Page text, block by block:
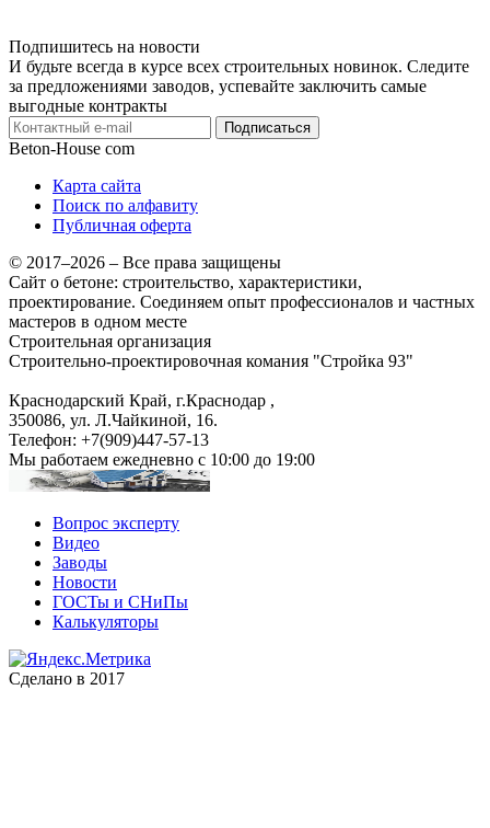
Подпишитесь на новости
И будьте всегда в курсе всех строительных новинок. Следите
за предложениями заводов, успевайте заключить самые
выгодные контракты
Подписаться
Beton-House com
Карта сайта
Поиск по алфавиту
Публичная оферта
© 2017–2026 – Все права защищены
Сайт о бетоне: строительство, характеристики,
проектирование. Соединяем опыт профессионалов и частных
мастеров в одном месте
Строительная организация
Строительно-проектировочная комания "Стройка 93"
Краснодарский Край, г.Краснодар ,
350086, ул. Л.Чайкиной, 16.
Телефон: +7(909)447-57-13
Мы работаем ежедневно с 10:00 до 19:00
Вопрос эксперту
Видео
Заводы
Новости
ГОСТы и СНиПы
Калькуляторы
Сделано в 2017